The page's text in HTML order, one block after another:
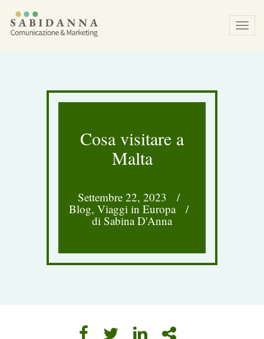
Cosa visitare a
Malta
Settembre 22, 2023
/
Blog, Viaggi in Europa/
di Sabina D'Anna